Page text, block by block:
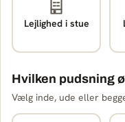
Lejlighed i stue
Hvilken pudsning
Vælg inde, ude eller